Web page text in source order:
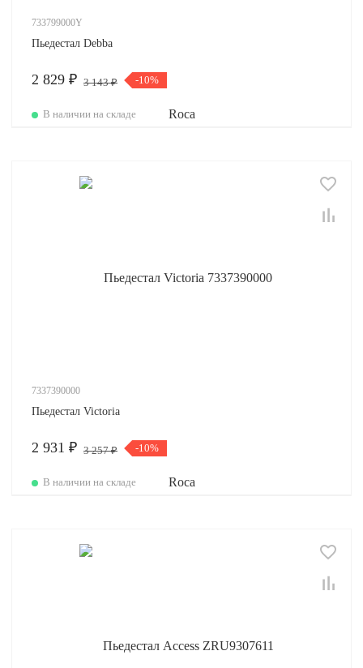
733799000Y
Пьедестал Debba
2 829 ₽ 3 143 ₽ -10%
В наличии на складе
7337390000
Пьедестал Victoria
2 931 ₽ 3 257 ₽ -10%
В наличии на складе